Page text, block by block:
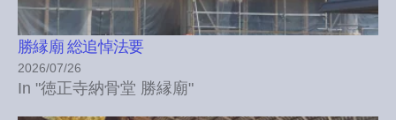
勝縁廟 総追悼法要
2026/07/26
In "徳正寺納骨堂 勝縁廟"